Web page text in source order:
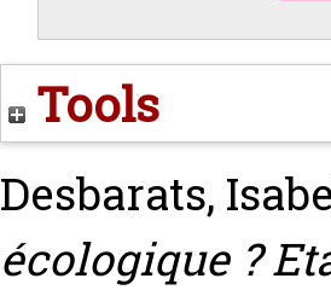
Tools
Desbarats,
écologique ?